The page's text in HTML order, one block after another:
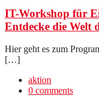
IT-Workshop für
Entdecke die Welt
Hier geht es zum
[…]
aktion
0 comments